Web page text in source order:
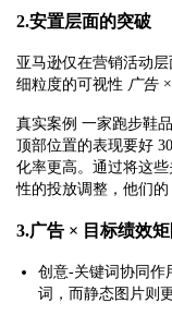
2.安置层面的突破
亚马逊仅在营销活动
细粒度的可视性 广告
真实案例 一家跑步鞋
顶部位置的表现要好
化率更高。通过将这
性的投放调整，他们的
3.广告 × 目标绩效
创意-关键词协同作
词，而静态图片则